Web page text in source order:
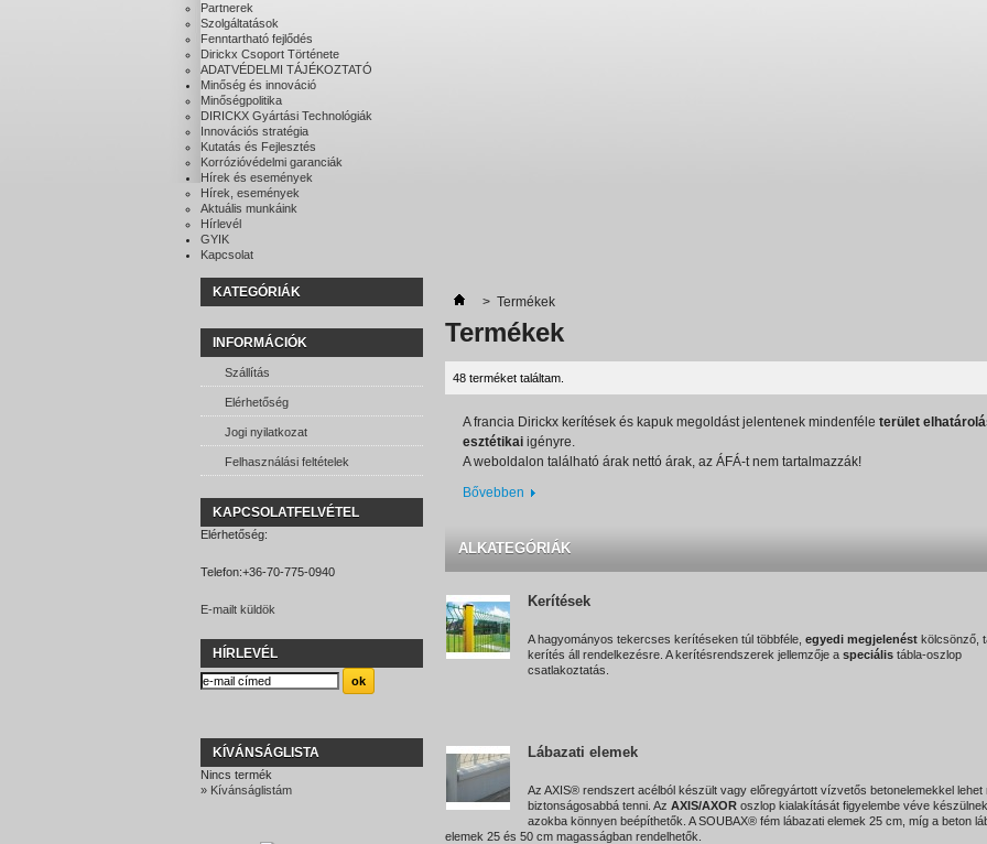
Partnerek
Szolgáltatások
Fenntartható fejlődés
Dirickx Csoport Története
ADATVÉDELMI TÁJÉKOZTATÓ
Minőség és innováció
Minőségpolitika
DIRICKX Gyártási Technológiák
Innovációs stratégia
Kutatás és Fejlesztés
Korrózióvédelmi garanciák
Hírek és események
Hírek, események
Aktuális munkáink
Hírlevél
GYIK
Kapcsolat
KATEGÓRIÁK
INFORMÁCIÓK
Szállítás
Elérhetőség
Jogi nyilatkozat
Felhasználási feltételek
KAPCSOLATFELVÉTEL
Elérhetőség:
Telefon:+36-70-775-0940
E-mailt küldök
HÍRLEVÉL
KÍVÁNSÁGLISTA
Nincs termék
» Kívánságlistám
> Termékek
Termékek
48 terméket találtam.
A francia Dirickx kerítések és kapuk megoldást jelentenek mindenféle terület
esztétikai igényre.
A weboldalon található árak nettó árak, az ÁFÁ-t nem tartalmazzák!
Bővebben
ALKATEGÓRIÁK
Kerítések
A hagyományos tekercses kerítéseken túl többféle, egyedi megjelenést kölcsönző,
kerítés áll rendelkezésre. A kerítésrendszerek jellemzője a speciális tábla-oszlop
csatlakoztatás.
Lábazati elemek
Az AXIS® rendszert acélból készült vagy előregyártott vízvetős betonelemekkel lehet
biztonságosabbá tenni. Az AXIS/AXOR oszlop kialakítását figyelembe véve
azokba könnyen beépíthetők. A SOUBAX® fém lábazati elemek 25 cm, míg a beton
elemek 25 és 50 cm magasságban rendelhetők.